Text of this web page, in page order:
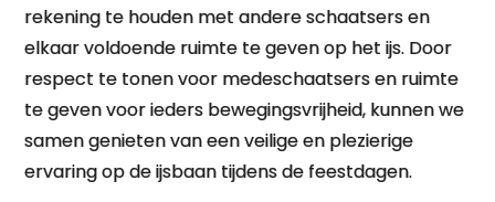
rekening te houden met andere schaatsers en
elkaar voldoende ruimte te geven op het ijs. Door
respect te tonen voor medeschaatsers en ruimte
te geven voor ieders bewegingsvrijheid, kunnen we
samen genieten van een veilige en plezierige
ervaring op de ijsbaan tijdens de feestdagen.